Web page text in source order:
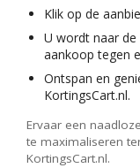
Klik op de
U wordt naar de
aankoop tegen
Ontspan en
KortingsCart.nl.
Ervaar een
te maximaliseren
KortingsCart.nl.